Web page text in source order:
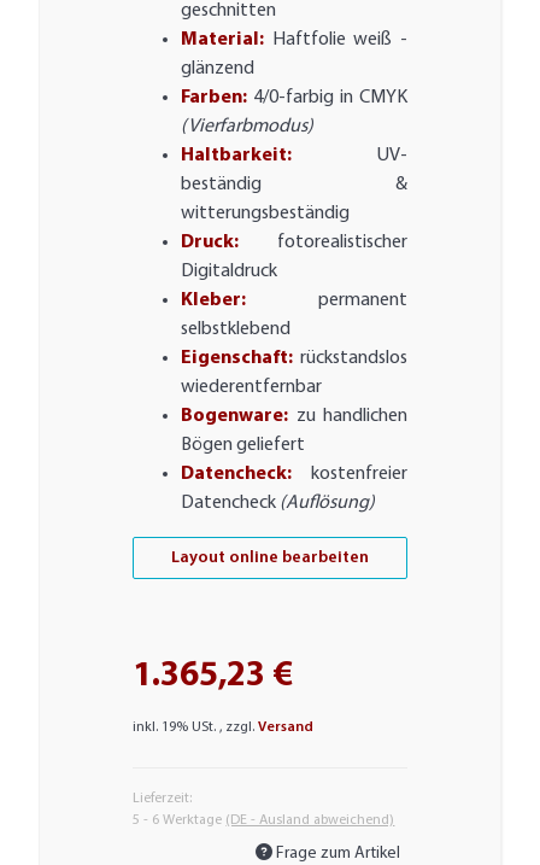
geschnitten
Material: Haftfolie weiß -
glänzend
Farben: 4/0-farbig in CMYK
(Vierfarbmodus)
Haltbarkeit: UV-
beständig &
witterungsbeständig
Druck: fotorealistischer
Digitaldruck
Kleber: permanent
selbstklebend
Eigenschaft: rückstandslos
wiederentfernbar
Bogenware: zu handlichen
Bögen geliefert
Datencheck: kostenfreier
Datencheck (Auflösung)
Layout online bearbeiten
1.365,23 €
inkl. 19% USt. , zzgl.Versand
Lieferzeit:
5 - 6 Werktage (DE - Ausland abweichend)
Frage zum Artikel